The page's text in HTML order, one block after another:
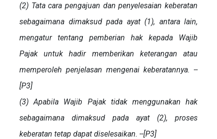
(2) Tata cara pengajuan dan penyelesaian keberatan
sebagaimana dimaksud pada ayat (1), antara lain,
mengatur tentang pemberian hak kepada Wajib
Pajak untuk hadir memberikan keterangan atau
memperoleh penjelasan mengenai keberatannya. --
[P3]
(3) Apabila Wajib Pajak tidak menggunakan hak
sebagaimana dimaksud pada ayat (2), proses
keberatan tetap dapat diselesaikan. --[P3]